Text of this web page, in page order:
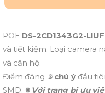
POE DS-2CD1343G2-LIUF
và tiết kiệm. Loại camera
và căn hộ.
Điểm đáng 📡 chú ý đầu
SMD. ✺Với trang bị ưu